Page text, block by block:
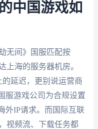
中国游戏如
无间》国服匹配按
上海的服务器机房。
延迟，更别说运营商
服游戏公司为合规设置
外IP请求。而国际互联
视频流、下载任务都